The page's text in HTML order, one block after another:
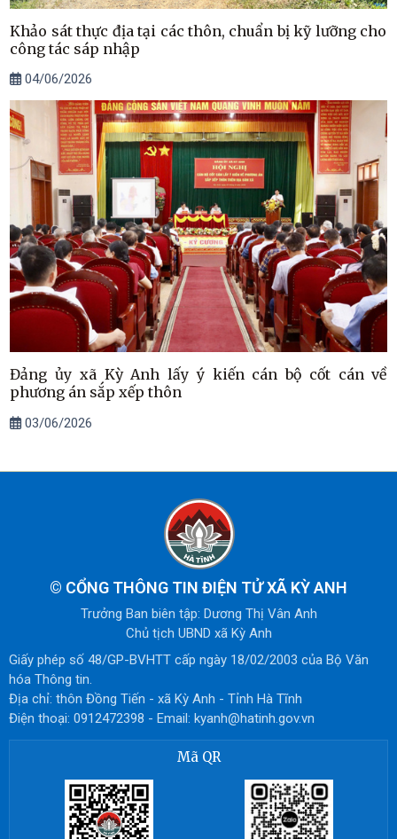
Khảo sát thực địa tại các thôn, chuẩn bị kỹ lưỡng cho
công tác sáp nhập
04/06/2026
Đảng ủy xã Kỳ Anh lấy ý kiến cán bộ cốt cán về
phương án sắp xếp thôn
03/06/2026
© CỔNG THÔNG TIN ĐIỆN TỬ XÃ KỲ ANH
Trưởng Ban biên tập: Dương Thị Vân Anh
Chủ tịch UBND xã Kỳ Anh
Giấy phép số 48/GP-BVHTT cấp ngày 18/02/2003 của Bộ Văn
hóa Thông tin.
Địa chỉ: thôn Đồng Tiến - xã Kỳ Anh - Tỉnh Hà Tĩnh
Điện thoại: 0912472398 - Email: kyanh@hatinh.gov.vn
Mã QR